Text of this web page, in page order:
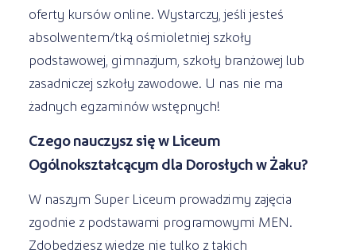
oferty kursów online. Wystarczy, jeśli jesteś
absolwentem/tką ośmioletniej szkoły
podstawowej, gimnazjum, szkoły branżowej lub
zasadniczej szkoły zawodowe. U nas nie ma
żadnych egzaminów wstępnych!
Czego nauczysz się w Liceum
Ogólnokształcącym dla Dorosłych w Żaku?
W naszym Super Liceum prowadzimy zajęcia
zgodnie z podstawami programowymi MEN.
Zdobędziesz wiedzę nie tylko z takich